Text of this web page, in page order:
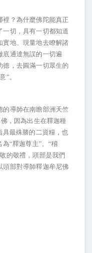
裡？為什麼佛陀能真正
一切，具有一切都知道
實地、現量地去瞭解諸
底通達無誤的一切遍
德，去圓滿一切眾生的
”。
的導師在南瞻部洲天竺
，因為出生在釋迦種
具最殊勝的二資糧，也
“釋迦尊主”。“稽
的敬禮，頭部是我們
頭部對導師釋迦牟尼佛